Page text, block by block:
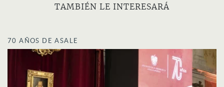
TAMBIÉN LE INTERESARÁ
70 AÑOS DE ASALE